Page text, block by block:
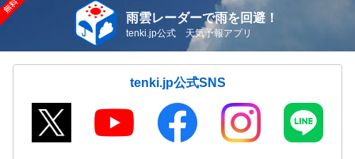
雨雲レーダーで雨を回避！
tenki.jp公式 天気予報アプリ
tenki.jp公式SNS